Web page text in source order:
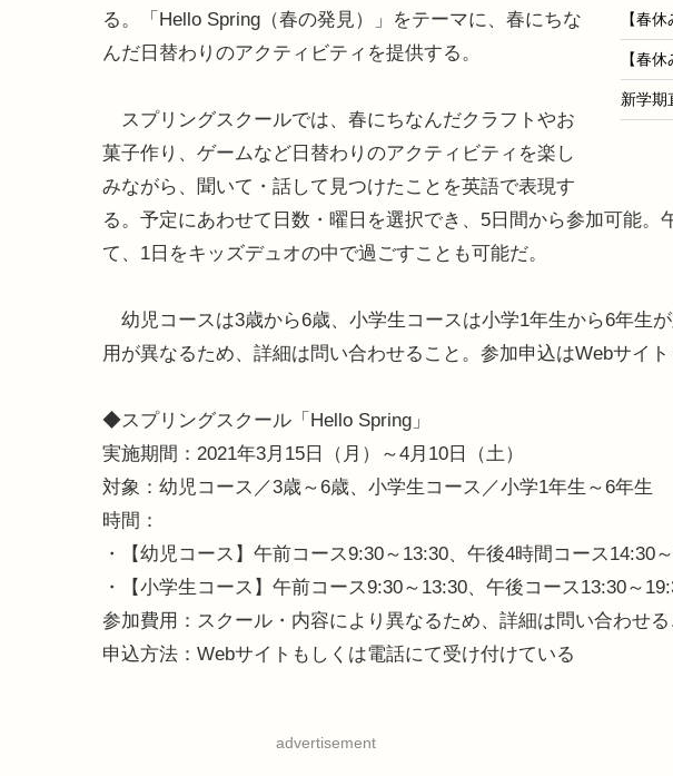
る。「Hello Spring（春の発見）」をテーマに、春にちな
んだ日替わりのアクティビティを提供する。
スプリングスクールでは、春にちなんだクラフトやお
菓子作り、ゲームなど日替わりのアクティビティを楽し
みながら、聞いて・話して見つけたことを英語で表現す
る。予定にあわせて日数・曜日を選択でき、5日間から参加可能。
て、1日をキッズデュオの中で過ごすことも可能だ。
幼児コースは3歳から6歳、小学生コースは小学1年生から6年生
用が異なるため、詳細は問い合わせること。参加申込はWebサイ
◆スプリングスクール「Hello Spring」
実施期間：2021年3月15日（月）～4月10日（土）
対象：幼児コース／3歳～6歳、小学生コース／小学1年生～6年生
時間：
・【幼児コース】午前コース9:30～13:30、午後4時間コース14:30
・【小学生コース】午前コース9:30～13:30、午後コース13:30～
参加費用：スクール・内容により異なるため、詳細は問い合わせる
申込方法：Webサイトもしくは電話にて受け付けている
advertisement